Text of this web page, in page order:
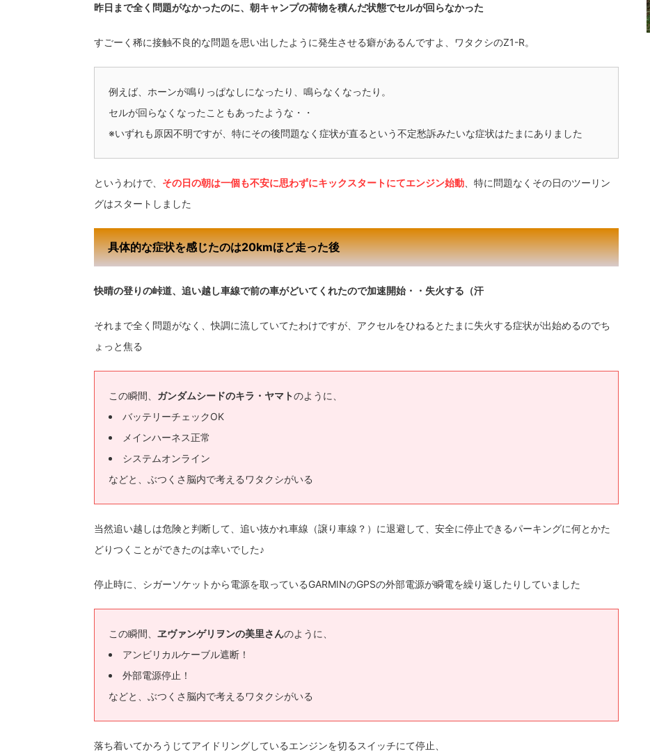
昨日まで全く問題がなかったのに、朝キャンプの荷物を積んだ状態でセルが回らなかった
すごーく稀に接触不良的な問題を思い出したように発生させる癖があるんですよ、ワタクシのZ1-R。
例えば、ホーンが鳴りっぱなしになったり、鳴らなくなったり。
セルが回らなくなったこともあったような・・
※いずれも原因不明ですが、特にその後問題なく症状が直るという不定愁訴みたいな症状はたまにありました
というわけで、 その日の朝は一個も不安に思わずにキックスタートにてエンジン始動 、特に問題なくその日のツーリン
グはスタートしました
具体的な症状を感じたのは20kmほど走った後
快晴の登りの峠道、追い越し車線で前の車がどいてくれたので加速開始・・失火する（汗
それまで全く問題がなく、快調に流していてたわけですが、アクセルをひねるとたまに失火する症状が出始めるのでち
ょっと焦る
この瞬間、 ガンダムシードのキラ・ヤマトのように、
バッテリーチェックOK
メインハーネス正常
システムオンライン
などと、ぶつくさ脳内で考えるワタクシがいる
当然追い越しは危険と判断して、追い抜かれ車線（譲り車線？）に退避して、安全に停止できるパーキングに何とかた
どりつくことができたのは幸いでした♪
停止時に、シガーソケットから電源を取っているGARMINのGPSの外部電源が瞬電を繰り返したりしていました
この瞬間、 ヱヴァンゲリヲンの美里さんのように、
アンビリカルケーブル遮断！
外部電源停止！
などと、ぶつくさ脳内で考えるワタクシがいる
落ち着いてかろうじてアイドリングしているエンジンを切るスイッチにて停止、